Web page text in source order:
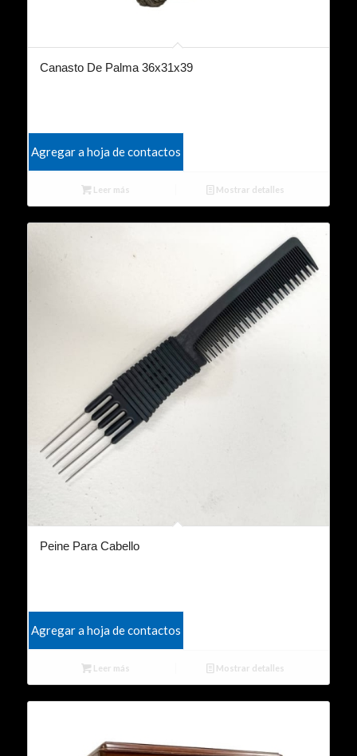
Canasto De Palma 36x31x39
Agregar a hoja de contactos
Leer más Mostrar detalles
Peine Para Cabello
Agregar a hoja de contactos
Leer más Mostrar detalles